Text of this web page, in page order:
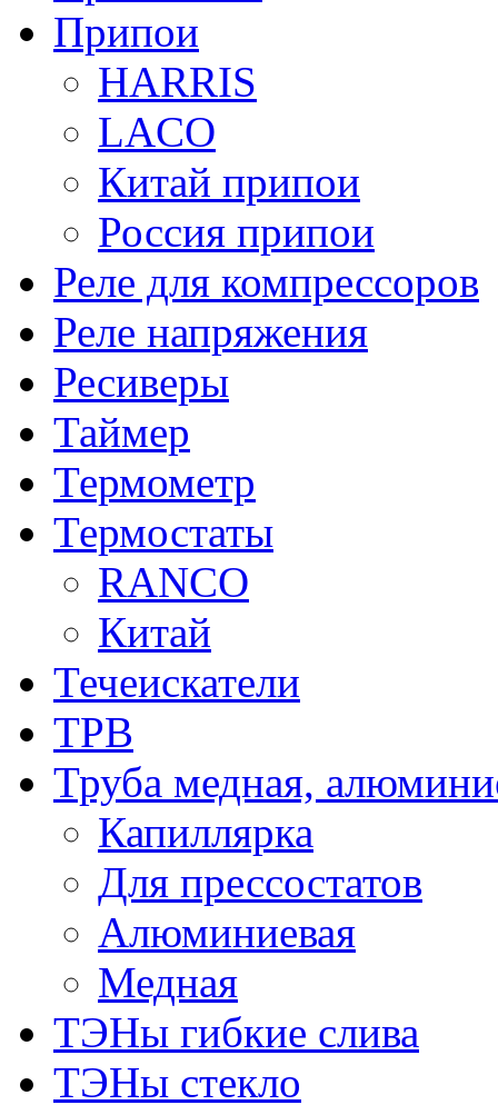
Припои
HARRIS
LACO
Китай припои
Россия припои
Реле для компрессоров
Реле напряжения
Ресиверы
Таймер
Термометр
Термостаты
RANCO
Китай
Течеискатели
ТРВ
Труба медная,
Капиллярка
Для прессостатов
Алюминиевая
Медная
ТЭНы гибкие слива
ТЭНы стекло